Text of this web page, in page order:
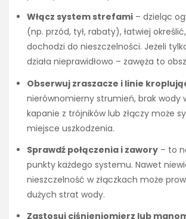
Włącz system strefami – dzieląc
(np. przód, tył, rabaty), łatwiej
dochodzi do nieszczelności. Jeżeli
działa nieprawidłowo – zawęża to
Obserwuj zraszacze i linie
nierównomierny strumień, brak wody
kapanie z trójników lub złączy może
miejsce uszkodzenia.
Sprawdź połączenia i zawory – to
punkty każdego systemu. Nawet
nieszczelność w złączkach może
dużych strat wody.
Zastosuj ciśnieniomierz lub